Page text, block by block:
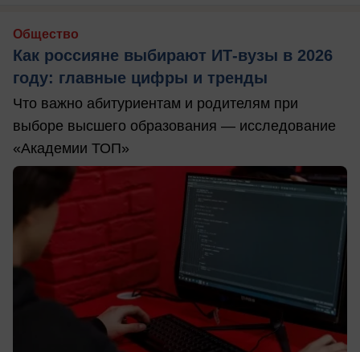
Общество
Как россияне выбирают ИТ-вузы в 2026
году: главные цифры и тренды
Что важно абитуриентам и родителям при
выборе высшего образования — исследование
«Академии ТОП»